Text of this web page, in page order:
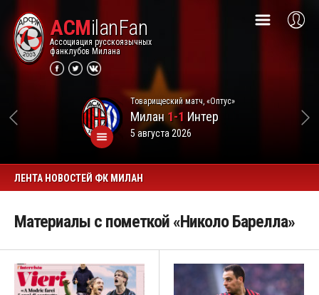
ACMilanFan
Ассоциация русскоязычных
фанклубов Милана
Товарищеский матч, «Оптус»
Милан1-1 Интер
5 августа 2026
ЛЕНТА НОВОСТЕЙ ФК МИЛАН
Материалы с пометкой «Николо Барелла»